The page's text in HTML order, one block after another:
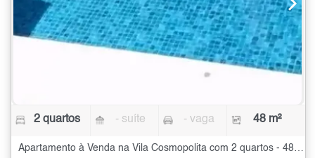
2 quartos - suíte - vaga 48 m²
Apartamento à Venda na Vila Cosmopolita com 2 quartos - 48 m²